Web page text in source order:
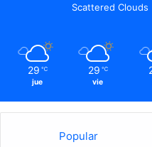
Scattered Clouds
29 ℃
jue
29 ℃
vie
Popular